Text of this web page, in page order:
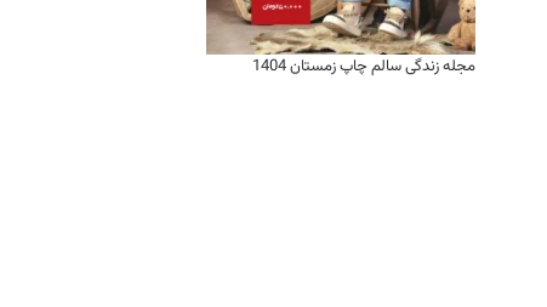
مجله زندگی سالم چاپ زمستان 1404